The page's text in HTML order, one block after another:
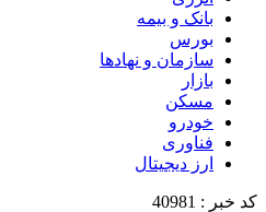
بانک و بیمه
بورس
سازمان و نهادها
بازار
مسکن
خودرو
فناوری
ارز دیجیتال
کد خبر : 40981